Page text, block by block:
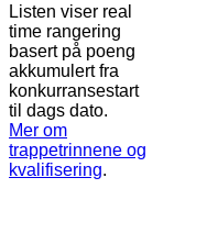
Listen viser real
time rangering
basert på poeng
akkumulert fra
konkurransestart
til dags dato.
Mer om
trappetrinnene og
kvalifisering.